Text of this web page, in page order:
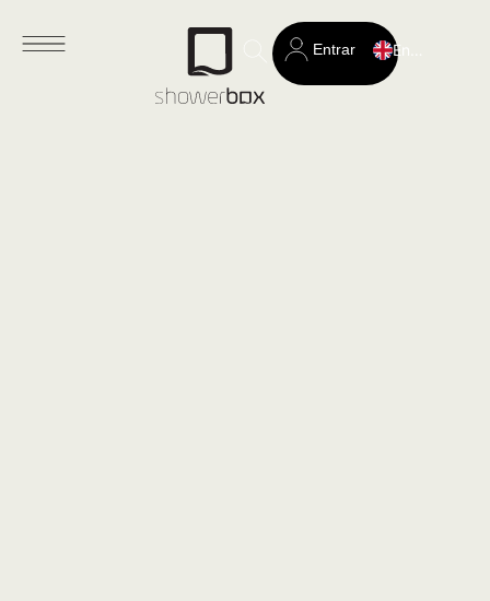
Search
for:
Entrar